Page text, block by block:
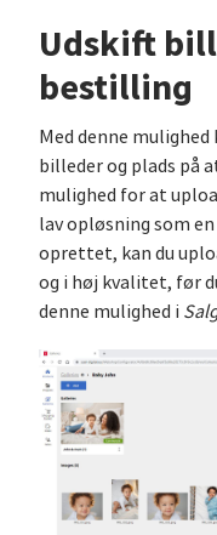
Udskift
bestilling
Med denne mulighed
billeder og plads på
mulighed for at
lav opløsning som
oprettet, kan du
og i høj kvalitet, før
denne mulighed i